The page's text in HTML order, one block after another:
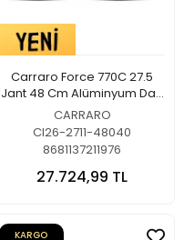
Carraro Force 770C 27.5
Jant 48 Cm Alüminyum Dağ
Bisikleti Mat Siyah-Altın-
Bakır Kırmızı
CARRARO
CI26-2711-48040
8681137211976
27.724,99 TL
KARGO